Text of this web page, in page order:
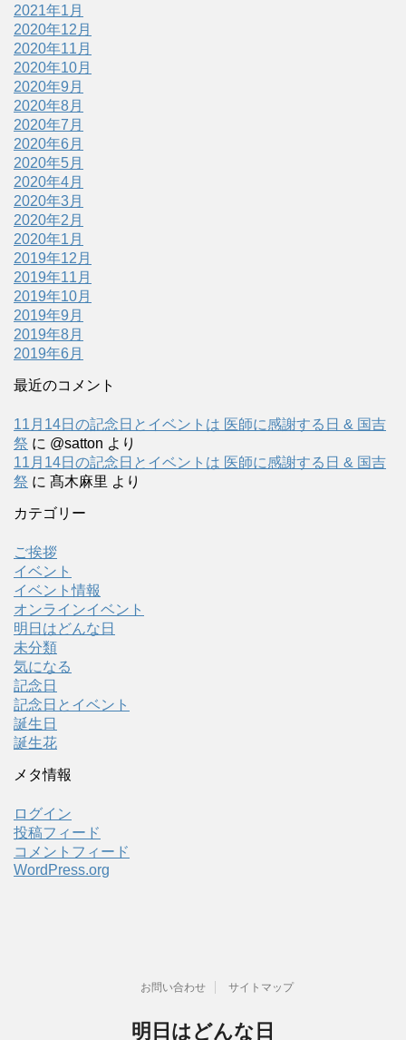
2021年1月
2020年12月
2020年11月
2020年10月
2020年9月
2020年8月
2020年7月
2020年6月
2020年5月
2020年4月
2020年3月
2020年2月
2020年1月
2019年12月
2019年11月
2019年10月
2019年9月
2019年8月
2019年6月
最近のコメント
11月14日の記念日とイベントは 医師に感謝する日 & 国吉
祭 に @satton より
11月14日の記念日とイベントは 医師に感謝する日 & 国吉
祭 に 髙木麻里 より
カテゴリー
ご挨拶
イベント
イベント情報
オンラインイベント
明日はどんな日
未分類
気になる
記念日
記念日とイベント
誕生日
誕生花
メタ情報
ログイン
投稿フィード
コメントフィード
WordPress.org
お問い合わせ サイトマップ
明日はどんな日